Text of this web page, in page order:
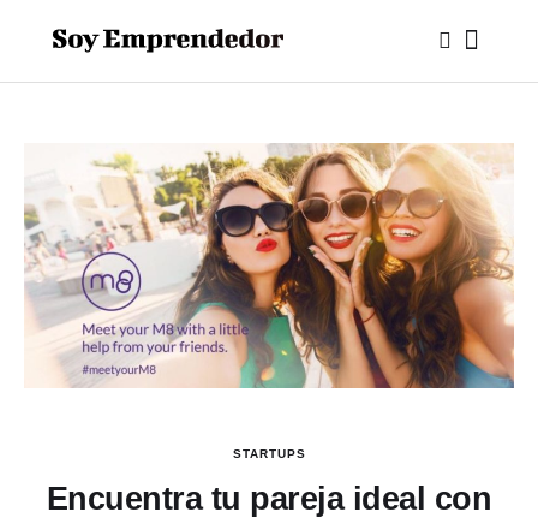
STARTUPS
Encuentra tu pareja ideal con